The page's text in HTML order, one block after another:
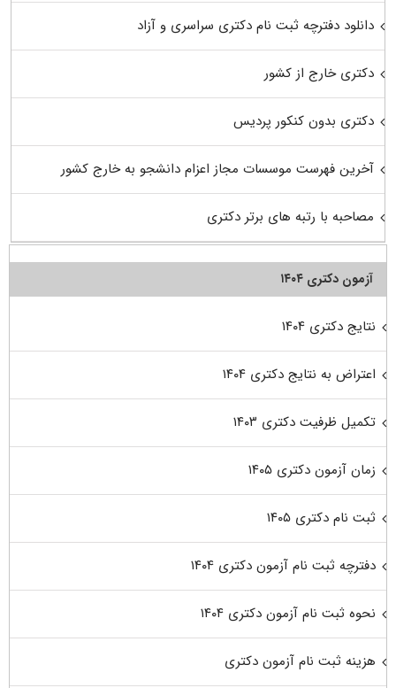
دانلود دفترچه ثبت نام دکتری سراسری و آزاد
دکتری خارج از کشور
دکتری بدون کنکور پردیس
آخرین فهرست موسسات مجاز اعزام دانشجو به خارج کشور
مصاحبه با رتبه های برتر دکتری
آزمون دکتری ۱۴۰۴
نتایج دکتری ۱۴۰۴
اعتراض به نتایج دکتری ۱۴۰۴
تکمیل ظرفیت دکتری ۱۴۰۳
زمان آزمون دکتری ۱۴۰۵
ثبت نام دکتری ۱۴۰۵
دفترچه ثبت نام آزمون دکتری ۱۴۰۴
نحوه ثبت نام آزمون دکتری ۱۴۰۴
هزینه ثبت نام آزمون دکتری